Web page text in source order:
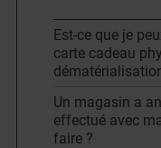
Est-ce que je
carte cadeau
Un magasin a
effectué avec
faire ?